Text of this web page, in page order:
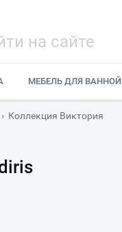
МЕБЕЛЬ ДЛЯ ВАННОЙ
› Коллекция Виктория